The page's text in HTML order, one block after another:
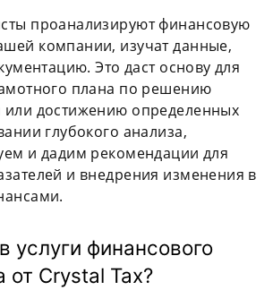
проанализируют финансовую
компании, изучат данные,
Это даст основу для
плана по решению
достижению определенных
глубокого анализа,
и дадим рекомендации для
и внедрения изменения в
услуги финансового
от Crystal Tax?